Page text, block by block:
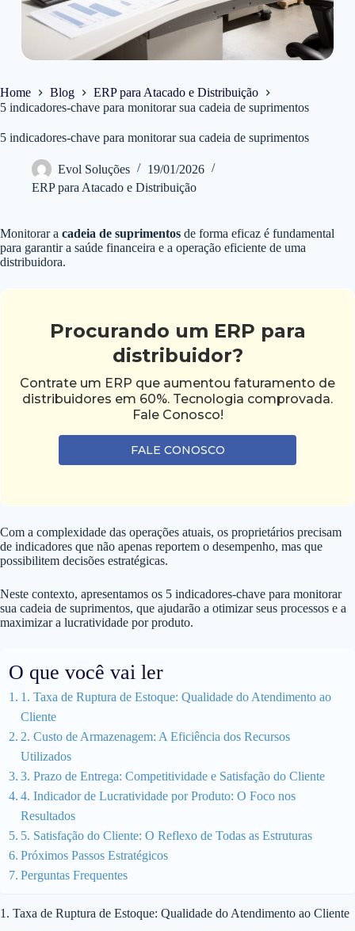
Home Blog
ERP para Atacado e Distribuição
5 indicadores-chave para monitorar sua cadeia de suprimentos
5 indicadores-chave para monitorar sua cadeia de suprimentos
Evol Soluções
19/01/2026
ERP para Atacado e Distribuição
Monitorar a cadeia de suprimentos de forma eficaz é fundamental
para garantir a saúde financeira e a operação eficiente de uma
distribuidora.
Procurando um ERP para
distribuidor?
Contrate um ERP que aumentou faturamento de
distribuidores em 60%. Tecnologia comprovada.
Fale Conosco!
FALE CONOSCO
Com a complexidade das operações atuais, os proprietários precisam
de indicadores que não apenas reportem o desempenho, mas que
possibilitem decisões estratégicas.
Neste contexto, apresentamos os 5 indicadores-chave para monitorar
sua cadeia de suprimentos, que ajudarão a otimizar seus processos e a
maximizar a lucratividade por produto.
O que você vai ler
1. Taxa de Ruptura de Estoque: Qualidade do Atendimento ao
Cliente
2. Custo de Armazenagem: A Eficiência dos Recursos
Utilizados
3. Prazo de Entrega: Competitividade e Satisfação do Cliente
4. Indicador de Lucratividade por Produto: O Foco nos
Resultados
5. Satisfação do Cliente: O Reflexo de Todas as Estruturas
Próximos Passos Estratégicos
Perguntas Frequentes
1. Taxa de Ruptura de Estoque: Qualidade do Atendimento ao Cliente